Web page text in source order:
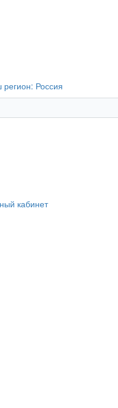
Россия
кабинет